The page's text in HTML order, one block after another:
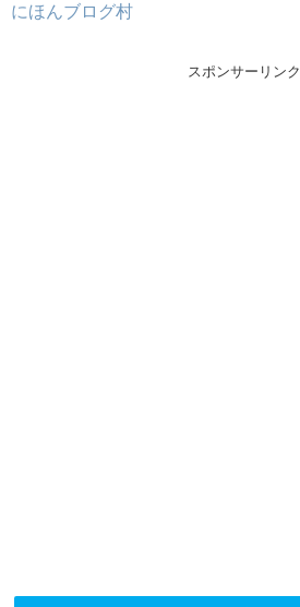
にほんブログ村
スポンサーリンク